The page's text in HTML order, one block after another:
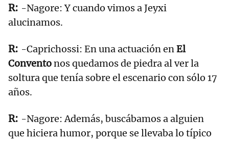
-Nagore: Y cuando vimos a Jeyxi
alucinamos.
-Caprichossi: En una actuación enEl
Conventonos quedamos de piedra al ver la
soltura que tenía sobre el escenario con sólo 17
años.
-Nagore: Además, buscábamos a alguien
que hiciera humor, porque se llevaba lo típico